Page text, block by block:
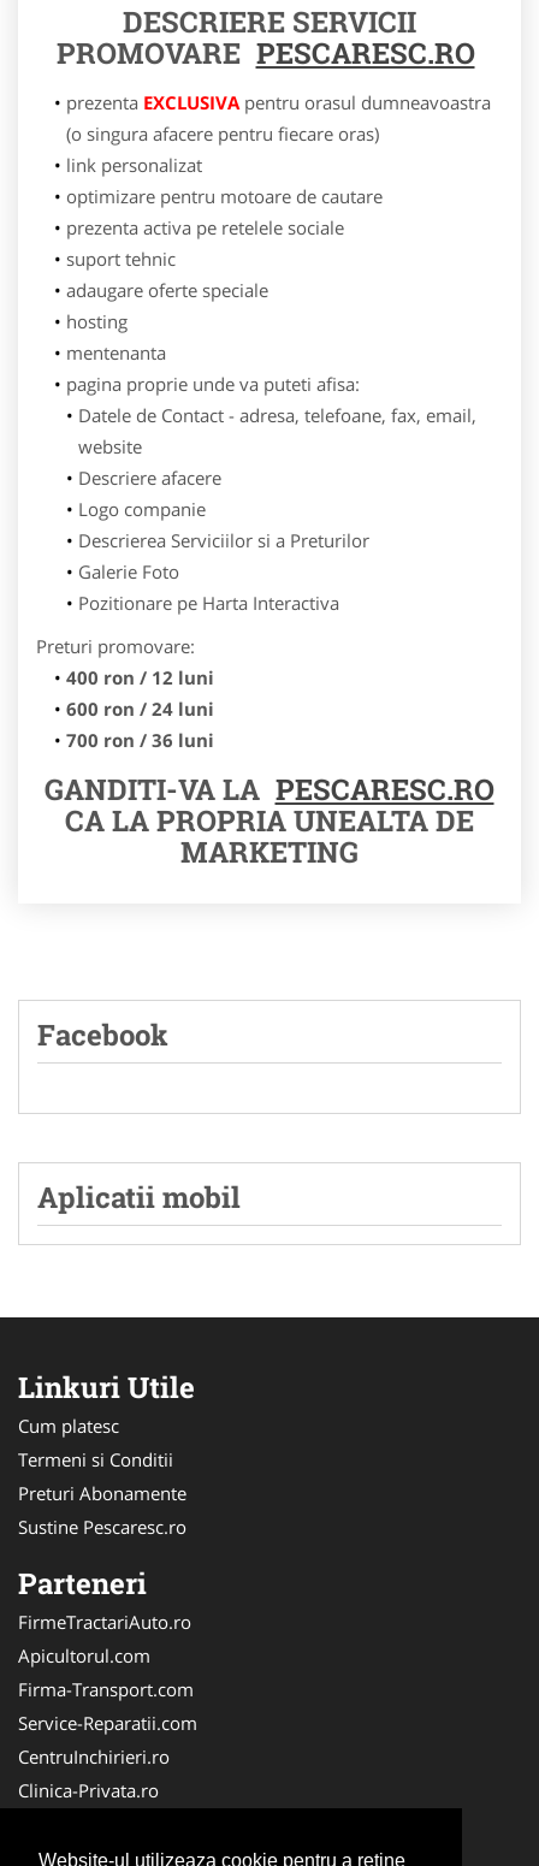
Website-ul utilizeaza cookie pentru a reţine
DESCRIERE SERVICII
PROMOVARE PESCARESC.RO
prezenta EXCLUSIVApentru orasul dumneavoastra
(o singura afacere pentru fiecare oras)
link personalizat
optimizare pentru motoare de cautare
prezenta activa pe retelele sociale
suport tehnic
adaugare oferte speciale
hosting
mentenanta
pagina proprie unde va puteti afisa:
Datele de Contact - adresa, telefoane, fax, email,
website
Descriere afacere
Logo companie
Descrierea Serviciilor si a Preturilor
Galerie Foto
Pozitionare pe Harta Interactiva
Preturi promovare:
400 ron / 12 luni
600 ron / 24 luni
700 ron / 36 luni
GANDITI-VA LA PESCARESC.RO
CA LA PROPRIA UNEALTA DE
MARKETING
Facebook
Aplicatii mobil
Linkuri Utile
Cum platesc
Termeni si Conditii
Preturi Abonamente
Sustine Pescaresc.ro
Parteneri
FirmeTractariAuto.ro
Apicultorul.com
Firma-Transport.com
Service-Reparatii.com
CentruInchirieri.ro
Clinica-Privata.ro
Servicii-DDD.com